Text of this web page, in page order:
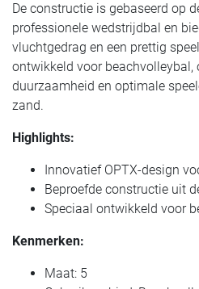
De constructie is gebaseerd op
professionele wedstrijdbal en
vluchtgedrag en een prettig
ontwikkeld voor beachvolleybal,
duurzaamheid en optimale
zand.
Highlights:
Innovatief OPTX-design
Beproefde constructie uit
Speciaal ontwikkeld voor
Kenmerken:
Maat: 5